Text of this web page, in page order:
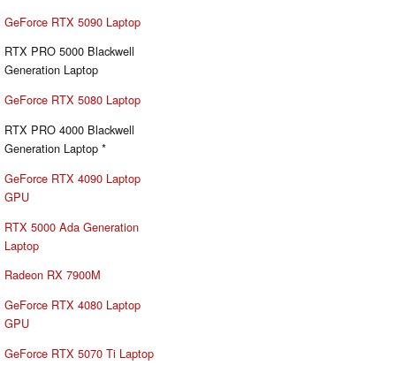
GeForce RTX 5090 Laptop
RTX PRO 5000 Blackwell
Generation Laptop
GeForce RTX 5080 Laptop
RTX PRO 4000 Blackwell
Generation Laptop *
GeForce RTX 4090 Laptop
GPU
RTX 5000 Ada Generation
Laptop
Radeon RX 7900M
GeForce RTX 4080 Laptop
GPU
GeForce RTX 5070 Ti Laptop